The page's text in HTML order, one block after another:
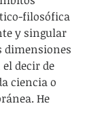
filosófica
y singular
dimensiones
el decir de
ciencia o
He